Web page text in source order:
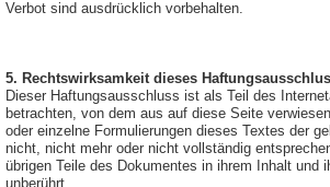
Verbot sind ausdrücklich vorbehalten.
5. Rechtswirksamkeit dieses
Dieser Haftungsausschluss ist als Teil des
betrachten, von dem aus auf diese Seite
oder einzelne Formulierungen dieses Textes der
nicht, nicht mehr oder nicht vollständig
übrigen Teile des Dokumentes in ihrem Inhalt und
unberührt.